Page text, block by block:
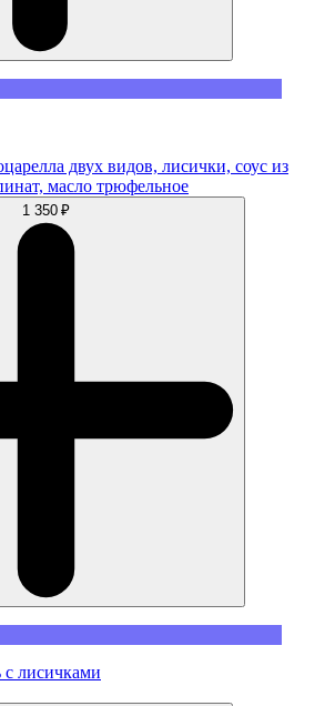
двух видов, лисички, соус из
масло трюфельное
1 350 ₽
лисичками